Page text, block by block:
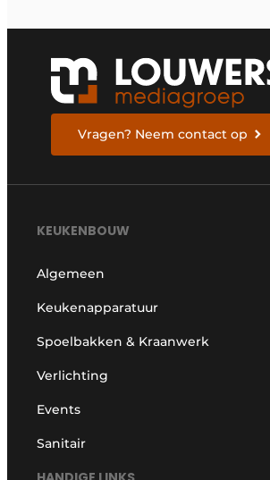
Vragen? Neem contact op
KEUKENBOUW
Algemeen
Keukenapparatuur
Spoelbakken & Kraanwerk
Verlichting
Events
Sanitair